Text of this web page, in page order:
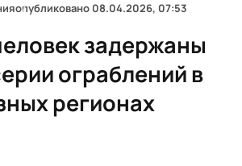
опубликовано 08.04.2026, 07:53
задержаны
ограблений в
регионах